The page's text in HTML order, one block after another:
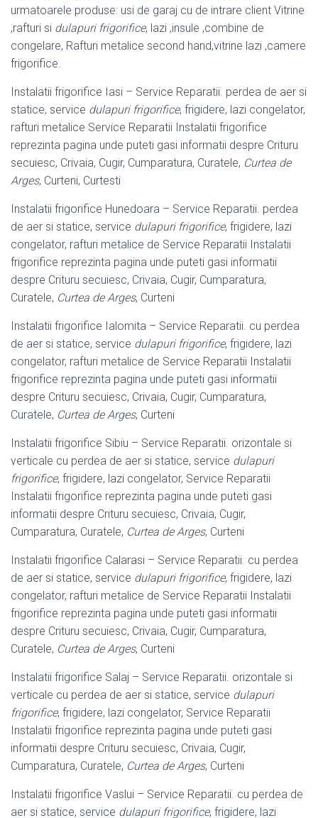
urmatoarele produse: usi de garaj cu de intrare client Vitrine
,rafturi si dulapuri frigorifice, lazi ,insule ,combine de
congelare, Rafturi metalice second hand,vitrine lazi ,camere
frigorifice.
Instalatii frigorifice Iasi – Service Reparatii. perdea de aer si
statice, service dulapuri frigorifice, frigidere, lazi congelator,
rafturi metalice Service Reparatii Instalatii frigorifice
reprezinta pagina unde puteti gasi informatii despre Crituru
secuiesc, Crivaia, Cugir, Cumparatura, Curatele, Curtea de
Arges, Curteni, Curtesti
Instalatii frigorifice Hunedoara – Service Reparatii. perdea
de aer si statice, service dulapuri frigorifice, frigidere, lazi
congelator, rafturi metalice de Service Reparatii Instalatii
frigorifice reprezinta pagina unde puteti gasi informatii
despre Crituru secuiesc, Crivaia, Cugir, Cumparatura,
Curatele, Curtea de Arges, Curteni
Instalatii frigorifice Ialomita – Service Reparatii. cu perdea
de aer si statice, service dulapuri frigorifice, frigidere, lazi
congelator, rafturi metalice de Service Reparatii Instalatii
frigorifice reprezinta pagina unde puteti gasi informatii
despre Crituru secuiesc, Crivaia, Cugir, Cumparatura,
Curatele, Curtea de Arges, Curteni
Instalatii frigorifice Sibiu – Service Reparatii. orizontale si
verticale cu perdea de aer si statice, service dulapuri
frigorifice, frigidere, lazi congelator, Service Reparatii
Instalatii frigorifice reprezinta pagina unde puteti gasi
informatii despre Crituru secuiesc, Crivaia, Cugir,
Cumparatura, Curatele, Curtea de Arges, Curteni
Instalatii frigorifice Calarasi – Service Reparatii. cu perdea
de aer si statice, service dulapuri frigorifice, frigidere, lazi
congelator, rafturi metalice de Service Reparatii Instalatii
frigorifice reprezinta pagina unde puteti gasi informatii
despre Crituru secuiesc, Crivaia, Cugir, Cumparatura,
Curatele, Curtea de Arges, Curteni
Instalatii frigorifice Salaj – Service Reparatii. orizontale si
verticale cu perdea de aer si statice, service dulapuri
frigorifice, frigidere, lazi congelator, Service Reparatii
Instalatii frigorifice reprezinta pagina unde puteti gasi
informatii despre Crituru secuiesc, Crivaia, Cugir,
Cumparatura, Curatele, Curtea de Arges, Curteni
Instalatii frigorifice Vaslui – Service Reparatii. cu perdea de
aer si statice, service dulapuri frigorifice, frigidere, lazi